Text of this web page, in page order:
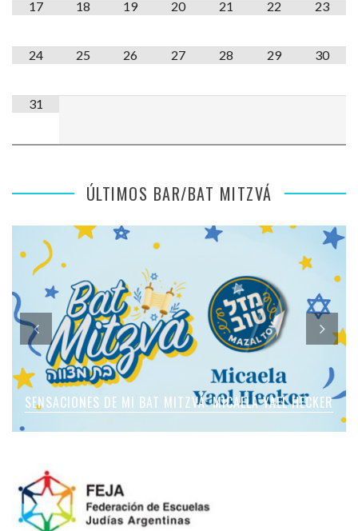
17 18 19 20 21 22 23
24 25 26 27 28 29 30
31
ÚLTIMOS BAR/BAT MITZVÁ
SENSACIONES DE MI BAT MITZVÁ: MICAELA YAEL HECKER
SENSACIONES DE MI BAT MITZVÁ: MARTINA SOL LEVY
SENSACIONES DE MI BAT MITZVÁ: MICAELA ROMANO
APFELBAUM
SENSACIONES DE MI BAT MITZVÁ: VIOLETA LIEBMAN
SENSACIONES EN MI BAR MITZVÁ: VITALI GUIDA